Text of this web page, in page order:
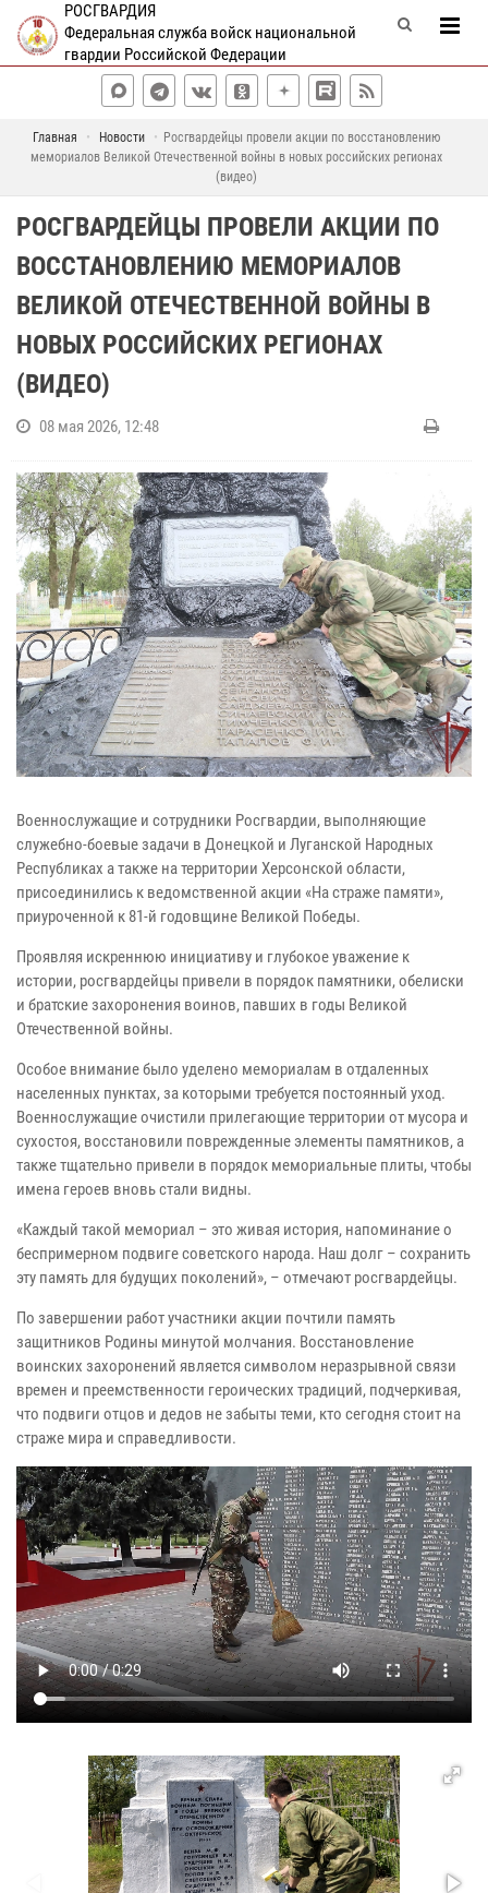
РОСГВАРДИЯ
Федеральная служба войск национальной
гвардии Российской Федерации
Главная Новости
Росгвардейцы провели акции по восстановлению
мемориалов Великой Отечественной войны в новых российских регионах
(видео)
РОСГВАРДЕЙЦЫ ПРОВЕЛИ АКЦИИ ПО
ВОССТАНОВЛЕНИЮ МЕМОРИАЛОВ
ВЕЛИКОЙ ОТЕЧЕСТВЕННОЙ ВОЙНЫ В
НОВЫХ РОССИЙСКИХ РЕГИОНАХ
(ВИДЕО)
08 мая 2026, 12:48
Военнослужащие и сотрудники Росгвардии, выполняющие
служебно-боевые задачи в Донецкой и Луганской Народных
Республиках а также на территории Херсонской области,
присоединились к ведомственной акции «На страже памяти»,
приуроченной к 81-й годовщине Великой Победы.
Проявляя искреннюю инициативу и глубокое уважение к
истории, росгвардейцы привели в порядок памятники, обелиски
и братские захоронения воинов, павших в годы Великой
Отечественной войны.
Особое внимание было уделено мемориалам в отдаленных
населенных пунктах, за которыми требуется постоянный уход.
Военнослужащие очистили прилегающие территории от мусора и
сухостоя, восстановили поврежденные элементы памятников, а
также тщательно привели в порядок мемориальные плиты, чтобы
имена героев вновь стали видны.
«Каждый такой мемориал – это живая история, напоминание о
беспримерном подвиге советского народа. Наш долг – сохранить
эту память для будущих поколений», – отмечают росгвардейцы.
По завершении работ участники акции почтили память
защитников Родины минутой молчания. Восстановление
воинских захоронений является символом неразрывной связи
времен и преемственности героических традиций, подчеркивая,
что подвиги отцов и дедов не забыты теми, кто сегодня стоит на
страже мира и справедливости.